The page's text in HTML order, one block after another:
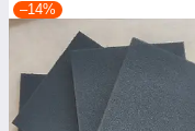
–14%